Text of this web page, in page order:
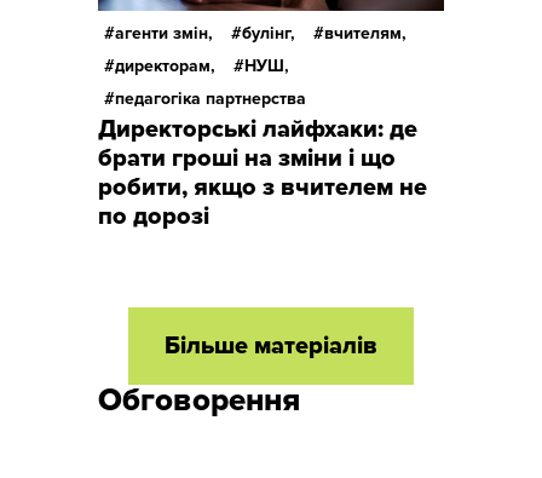
агенти змін, булінг,
вчителям,
директорам,
НУШ,
педагогіка партнерства
Директорські лайфхаки: де
брати гроші на зміни і що
робити, якщо з вчителем не
по дорозі
Більше матеріалів
Обговорення